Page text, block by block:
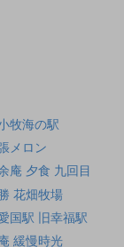
牧海の駅
メロン
庵 夕食 九回目
花畑牧場
国駅 旧幸福駅
緩慢時光